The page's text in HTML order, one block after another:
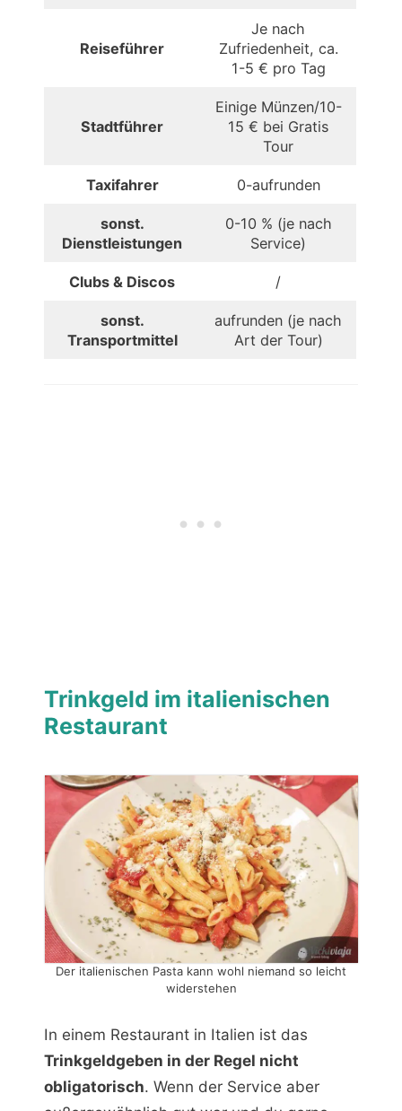
Reiseführer
Je nach
Zufriedenheit, ca.
1-5 € pro Tag
Stadtführer
Einige Münzen/10-
15 € bei Gratis
Tour
Taxifahrer 0-aufrunden
sonst.
Dienstleistungen
0-10 % (je nach
Service)
Clubs & Discos /
sonst.
Transportmittel
aufrunden (je nach
Art der Tour)
Trinkgeld im italienischen
Restaurant
Der italienischen Pasta kann wohl niemand so leicht
widerstehen
In einem Restaurant in Italien ist das
Trinkgeldgeben in der Regel nicht
obligatorisch. Wenn der Service aber